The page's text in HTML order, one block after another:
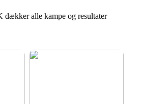
alle kampe og resultater